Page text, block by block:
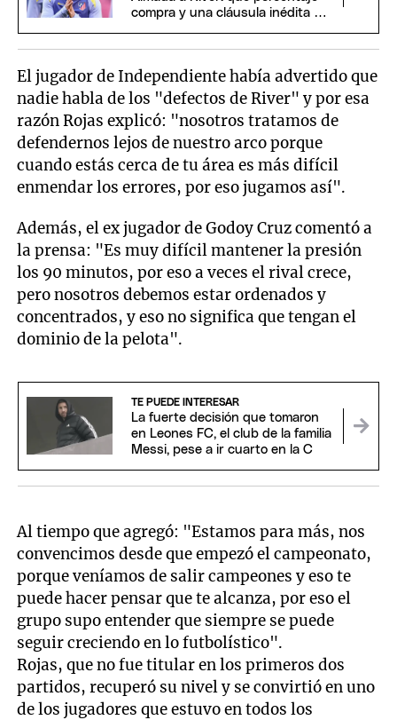
compra y una cláusula inédita del
El jugador de Independiente había advertido que
nadie habla de los "defectos de River" y por esa
razón Rojas explicó: "nosotros tratamos de
defendernos lejos de nuestro arco porque
cuando estás cerca de tu área es más difícil
enmendar los errores, por eso jugamos así".
Además, el ex jugador de Godoy Cruz comentó a
la prensa: "Es muy difícil mantener la presión
los 90 minutos, por eso a veces el rival crece,
pero nosotros debemos estar ordenados y
concentrados, y eso no significa que tengan el
dominio de la pelota".
TE PUEDE INTERESAR
La fuerte decisión que tomaron
en Leones FC, el club de la familia
Messi, pese a ir cuarto en la C
Al tiempo que agregó: "Estamos para más, nos
convencimos desde que empezó el campeonato,
porque veníamos de salir campeones y eso te
puede hacer pensar que te alcanza, por eso el
grupo supo entender que siempre se puede
seguir creciendo en lo futbolístico".
Rojas, que no fue titular en los primeros dos
partidos, recuperó su nivel y se convirtió en uno
de los jugadores que estuvo en todos los